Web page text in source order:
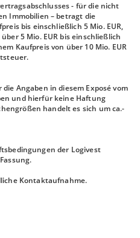
- für die nicht
Immobilien – betragt die
bis einschließlich 5 Mio. EUR,
5 Mio. EUR bis einschließlich
Kaufpreis von über 10 Mio. EUR
Angaben in diesem Exposé vom
und hierfür keine Haftung
handelt es sich um ca.-
der Logivest
Kontaktaufnahme.